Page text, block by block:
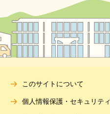
このサイトについて
個人情報保護・セキュリティ